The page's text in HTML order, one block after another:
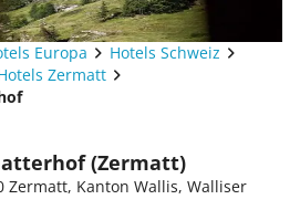
Europa
Hotels Schweiz
Zermatt
(Zermatt)
Zermatt, Kanton Wallis, Walliser